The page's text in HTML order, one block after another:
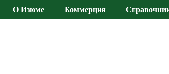
О Изюме Коммерция